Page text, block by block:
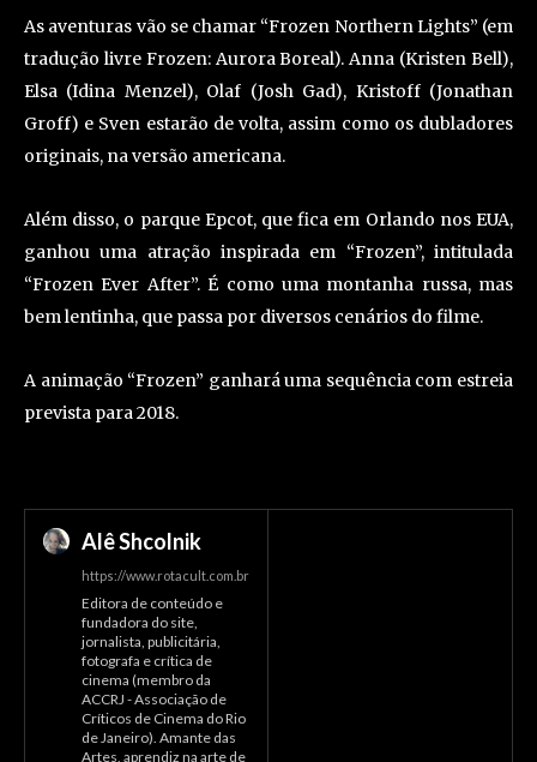
As aventuras vão se chamar “Frozen Northern Lights” (em
tradução livre Frozen: Aurora Boreal). Anna (Kristen Bell),
Elsa (Idina Menzel), Olaf (Josh Gad), Kristoff (Jonathan
Groff) e Sven estarão de volta, assim como os dubladores
originais, na versão americana.
Além disso, o parque Epcot, que fica em Orlando nos EUA,
ganhou uma atração inspirada em “Frozen”, intitulada
“Frozen Ever After”. É como uma montanha russa, mas
bem lentinha, que passa por diversos cenários do filme.
A animação “Frozen” ganhará uma sequência com estreia
prevista para 2018.
Alê Shcolnik
https://www.rotacult.com.br
Editora de conteúdo e
fundadora do site,
jornalista, publicitária,
fotografa e crítica de
cinema (membro da
ACCRJ - Associação de
Críticos de Cinema do Rio
de Janeiro). Amante das
Artes, aprendiz na arte de